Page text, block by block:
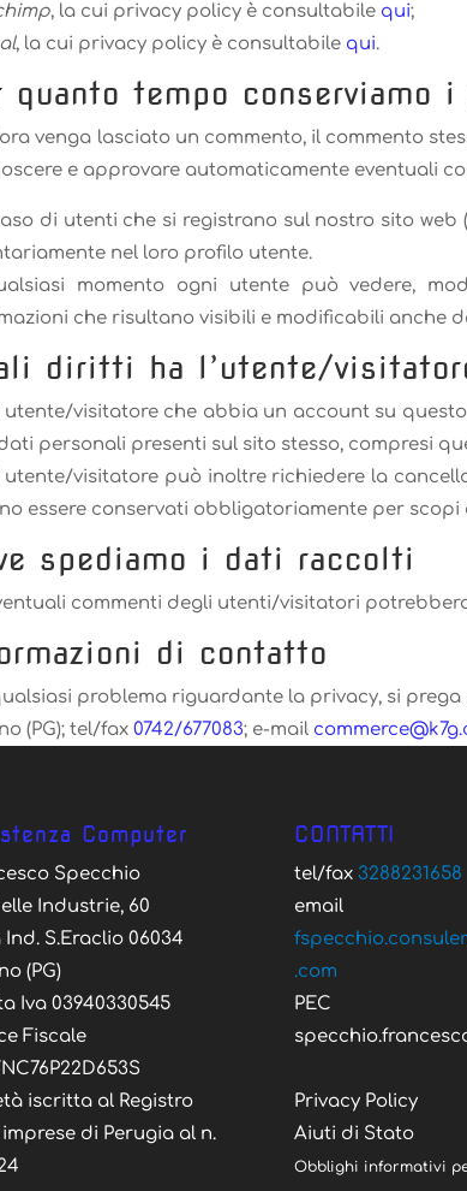
, la cui privacy policy è consultabile qui;
, la cui privacy policy è consultabile qui.
quanto tempo conserviamo
venga lasciato un commento, il commento
e approvare automaticamente eventuali
di utenti che si registrano sul nostro sito
nel loro profilo utente.
momento ogni utente può vedere,
che risultano visibili e modificabili anche
diritti ha l’utente/
utente/visitatore che abbia un account su
personali presenti sul sito stesso, compresi
utente/visitatore può inoltre richiedere la
essere conservati obbligatoriamente per scopi
spediamo i dati raccolti
commenti degli utenti/visitatori
di contatto
problema riguardante la privacy, si prega
(PG); tel/fax0742/677083; e-mail @ecremmoc
Computer
Specchio
Industrie, 60
Ind. S.Eraclio 06034
(PG)
Iva 03940330545
Fiscale
iscritta al Registro
di Perugia al n.
CONTATTI
tel/fax 3288231658
email
.com
PEC
Privacy Policy
Aiuti di Stato
Obblighi informativi